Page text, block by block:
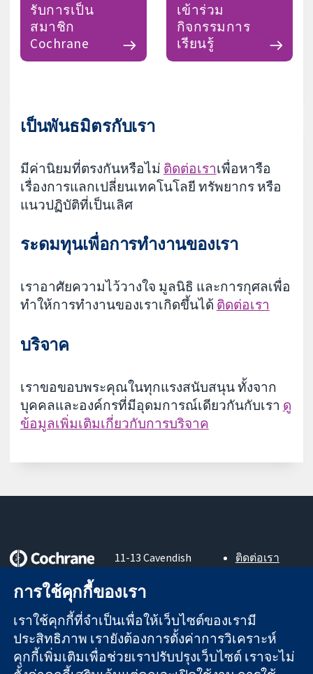
รับการเป็น
สมาชิก
Cochrane
เข้าร่วม
กิจกรรมการ
เรียนรู้
เป็นพันธมิตรกับเรา
มีค่านิยมที่ตรงกันหรือไม่ ติดต่อเราเพื่อหารือ
เรื่องการแลกเปลี่ยนเทคโนโลยี ทรัพยากร หรือ
แนวปฏิบัติที่เป็นเลิศ
ระดมทุนเพื่อการทำงานของเรา
เราอาศัยความไว้วางใจ มูลนิธิ และการกุศลเพื่อ
ทำให้การทำงานของเราเกิดขึ้นได้ ติดต่อเรา
บริจาค
เราขอขอบพระคุณในทุกแรงสนับสนุน ทั้งจาก
บุคคลและองค์กรที่มีอุดมการณ์เดียวกันกับเรา ดู
ข้อมูลเพิ่มเติมเกี่ยวกับการบริจาค
หลักฐานที่เชื่อถือ
ได้
สู่การตัดสินใจ
อย่างมีข้อมูล
เพื่อสุขภาพที่ดีขึ้น
11-13 Cavendish
London
United Kingdom
ติดต่อเรา
About us
ตำแหน่งงาน
Cochrane
Library
การใช้คุกกี้ของเรา
เราใช้คุกกี้ที่จำเป็นเพื่อให้เว็บไซต์ของเรามี
ประสิทธิภาพ เรายังต้องการตั้งค่าการวิเคราะห์
คุกกี้เพิ่มเติมเพื่อช่วยเราปรับปรุงเว็บไซต์ เราจะไม่